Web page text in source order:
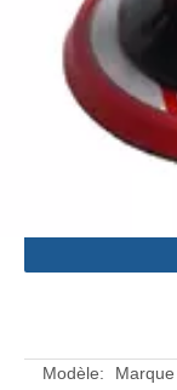
Poids: 0,79 kg
Quantité:
Modèle: